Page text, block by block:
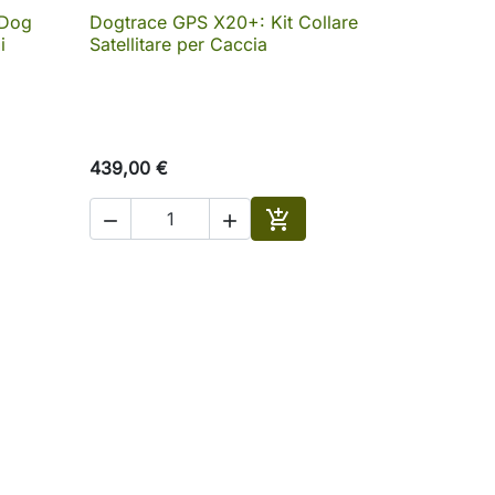
 Anteprima
Dogtrace GPS X20+: Kit Collare
Satellitare per Caccia
439,00 €
  
Aggiungi al carrello